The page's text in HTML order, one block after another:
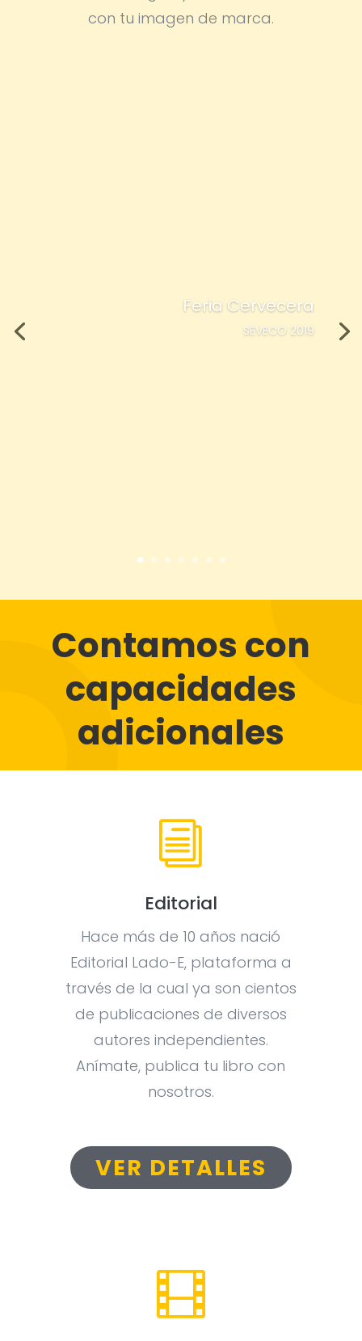
con tu imagen de marca.
Feria Cervecera
SEVECO 2019
Contamos con
capacidades
adicionales
i
Editorial
Hace más de 10 años nació
Editorial Lado-E, plataforma a
través de la cual ya son cientos
de publicaciones de diversos
autores independientes.
Anímate, publica tu libro con
nosotros.
VER DETALLES
